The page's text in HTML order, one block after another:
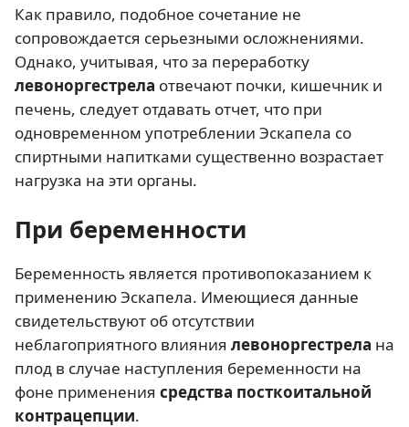
Как правило, подобное сочетание не
сопровождается серьезными осложнениями.
Однако, учитывая, что за переработку
левоноргестрела отвечают почки, кишечник и
печень, следует отдавать отчет, что при
одновременном употреблении Эскапела со
спиртными напитками существенно возрастает
нагрузка на эти органы.
При беременности
Беременность является противопоказанием к
применению Эскапела. Имеющиеся данные
свидетельствуют об отсутствии
неблагоприятного влияния левоноргестрела на
плод в случае наступления беременности на
фоне применения средства посткоитальной
контрацепции.